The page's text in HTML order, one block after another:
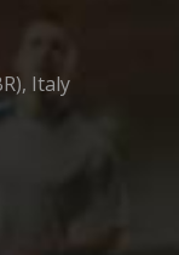
Italy